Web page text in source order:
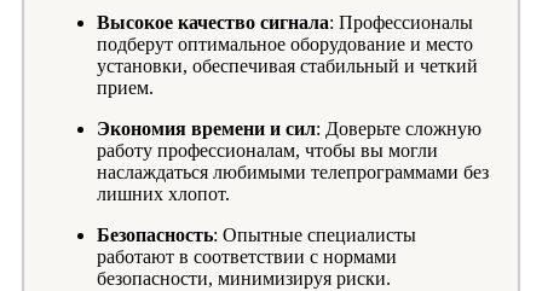
Высокое качество сигнала: Профессионалы
подберут оптимальное оборудование и место
установки, обеспечивая стабильный и четкий
прием.
Экономия времени и сил: Доверьте сложную
работу профессионалам, чтобы вы могли
наслаждаться любимыми телепрограммами без
лишних хлопот.
Безопасность: Опытные специалисты
работают в соответствии с нормами
безопасности, минимизируя риски.